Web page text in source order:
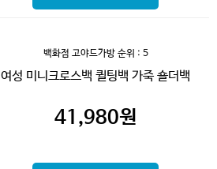
백화점 고야드가방순위 : 5
여성 미니크로스백 퀼팅백 가죽 숄더백
41,980원